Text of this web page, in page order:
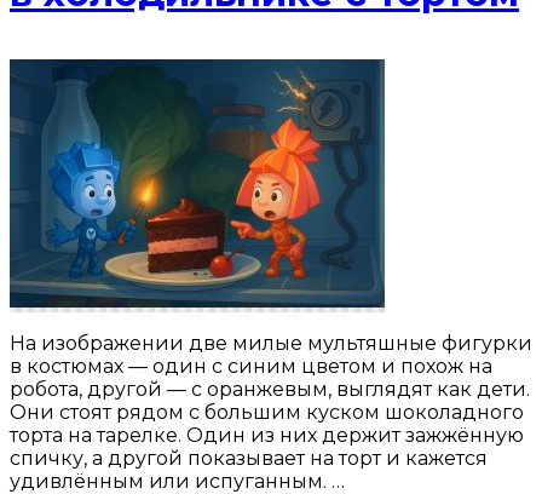
На изображении две милые мультяшные фигурки
в костюмах — один с синим цветом и похож на
робота, другой — с оранжевым, выглядят как дети.
Они стоят рядом с большим куском шоколадного
торта на тарелке. Один из них держит зажжённую
спичку, а другой показывает на торт и кажется
удивлённым или испуганным. …